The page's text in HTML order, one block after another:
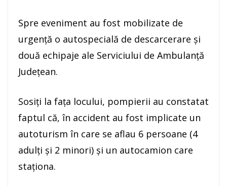
Spre eveniment au fost mobilizate de
urgență o autospecială de descarcerare și
două echipaje ale Serviciului de Ambulanță
Județean.
Sosiți la fața locului, pompierii au constatat
faptul că, în accident au fost implicate un
autoturism în care se aflau 6 persoane (4
adulți și 2 minori) și un autocamion care
staționa.